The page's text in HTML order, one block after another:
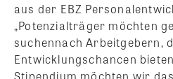
aus der EBZ
„Potenzialträger möchten
suchennach Arbeitgebern,
Entwicklungschancen